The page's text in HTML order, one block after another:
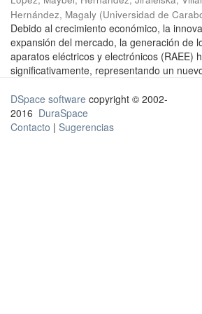
Hernández, Magaly (Universidad de
Debido al crecimiento económico, la
expansión del mercado, la generación de
aparatos eléctricos y electrónicos (RAEE)
significativamente, representando un
DSpace software copyright © 2002-
2016 DuraSpace
Contacto | Sugerencias